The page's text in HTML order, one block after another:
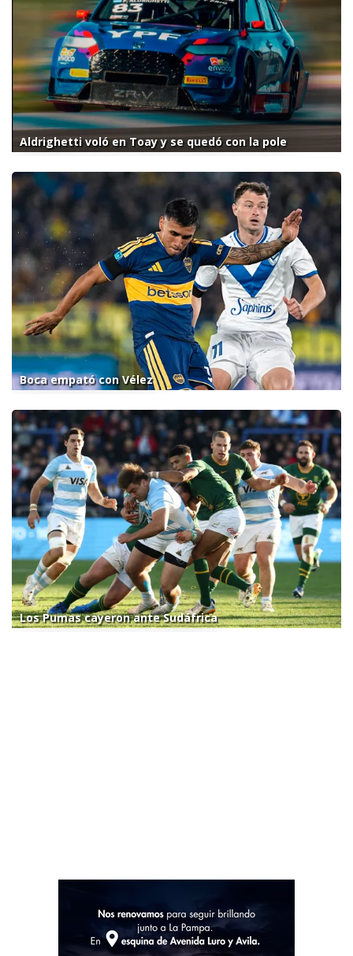
Aldrighetti voló en Toay y se quedó con la pole
Boca empató con Vélez
Los Pumas cayeron ante Sudáfrica